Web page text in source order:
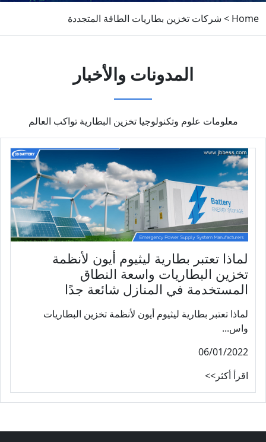
Home
> شركات تخزين بطاريات الطاقة المتجددة
المدونات والأخبار
معلومات علوم وتكنولوجيا تخزين البطارية تواكب العالم
لماذا تعتبر بطارية ليثيوم أيون لأنظمة
تخزين البطاريات واسعة النطاق
المستخدمة في المنازل شائعة جدًا
لماذا تعتبر بطارية ليثيوم أيون لأنظمة تخزين البطاريات
واس...
06/01/2022
اقرأ أكثر>>